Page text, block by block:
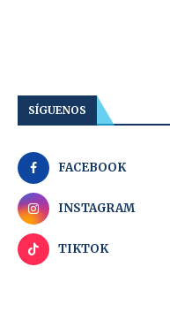
SÍGUENOS
FACEBOOK
INSTAGRAM
TIKTOK